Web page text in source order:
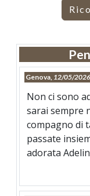
Genova, 12/05/
Non ci sono
sarai sempre
compagno di
passate
adorata